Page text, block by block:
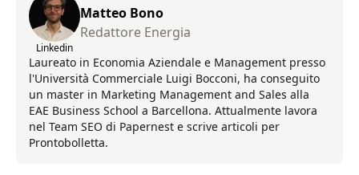
Linkedin
Matteo Bono
Redattore Energia
Laureato in Economia Aziendale e Management presso
l'Università Commerciale Luigi Bocconi, ha conseguito
un master in Marketing Management and Sales alla
EAE Business School a Barcellona. Attualmente lavora
nel Team SEO di Papernest e scrive articoli per
Prontobolletta.